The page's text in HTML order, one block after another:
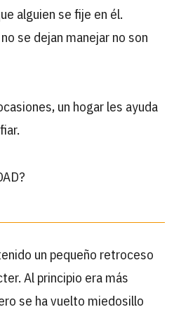
alguien se fije en él.
se dejan manejar no son
un hogar les ayuda
un pequeño retroceso
Al principio era más
se ha vuelto miedosillo